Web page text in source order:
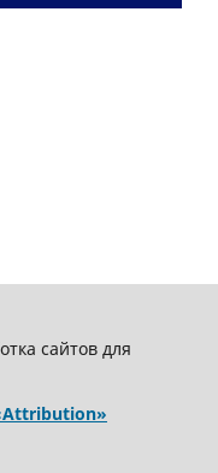
сайтов для